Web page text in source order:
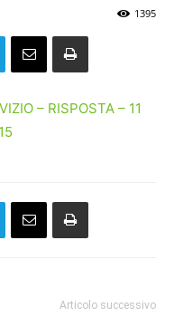
1395
– RISPOSTA – 11
Articolo successivo